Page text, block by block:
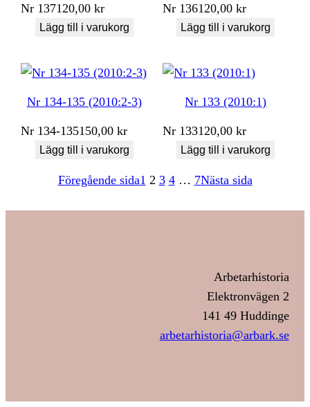
Nr 137120,00kr
Lägg till i varukorg
Nr 136120,00kr
Lägg till i varukorg
Nr 134-135 (2010:2-3)
Nr 134-135150,00kr
Lägg till i varukorg
Nr 133 (2010:1)
Nr 133120,00kr
Lägg till i varukorg
Föregående sida1 2 3 4 … 7Nästa sida
Arbetarhistoria
Elektronvägen 2
141 49 Huddinge
arbetarhistoria@arbark.se